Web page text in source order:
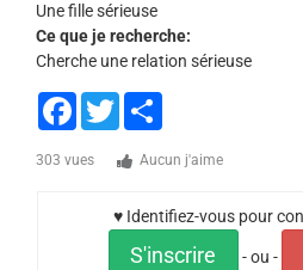
Une fille sérieuse
Ce que je recherche:
Cherche une relation sérieuse
Facebook
Twitter
303 vues Aucun j'aime
♥ Identifiez-vous pour
S'inscrire - ou -